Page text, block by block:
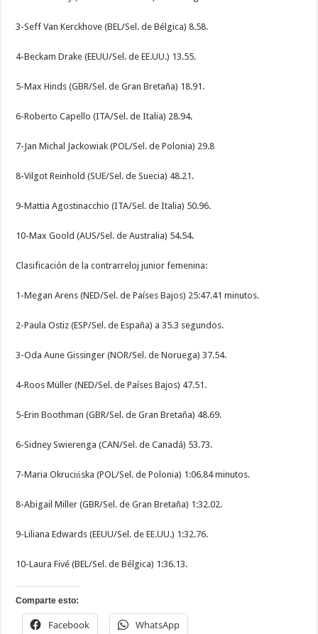
3-Seff Van Kerckhove (BEL/Sel. de Bélgica) 8.58.
4-Beckam Drake (EEUU/Sel. de EE.UU.) 13.55.
5-Max Hinds (GBR/Sel. de Gran Bretaña) 18.91.
6-Roberto Capello (ITA/Sel. de Italia) 28.94.
7-Jan Michal Jackowiak (POL/Sel. de Polonia) 29.8
8-Vilgot Reinhold (SUE/Sel. de Suecia) 48.21.
9-Mattia Agostinacchio (ITA/Sel. de Italia) 50.96.
10-Max Goold (AUS/Sel. de Australia) 54.54.
Clasificación de la contrarreloj junior femenina:
1-Megan Arens (NED/Sel. de Países Bajos) 25:47.41 minutos.
2-Paula Ostiz (ESP/Sel. de España) a 35.3 segundos.
3-Oda Aune Gissinger (NOR/Sel. de Noruega) 37.54.
4-Roos Müller (NED/Sel. de Países Bajos) 47.51.
5-Erin Boothman (GBR/Sel. de Gran Bretaña) 48.69.
6-Sidney Swierenga (CAN/Sel. de Canadá) 53.73.
7-Maria Okrucińska (POL/Sel. de Polonia) 1:06.84 minutos.
8-Abigail Miller (GBR/Sel. de Gran Bretaña) 1:32.02.
9-Liliana Edwards (EEUU/Sel. de EE.UU.) 1:32.76.
10-Laura Fivé (BEL/Sel. de Bélgica) 1:36.13.
Comparte esto:
Facebook WhatsApp